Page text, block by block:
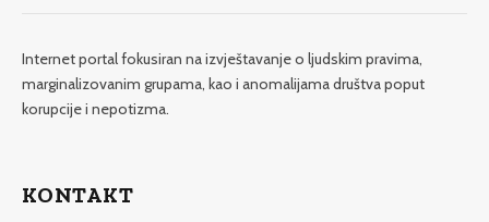
Internet portal fokusiran na izvještavanje o ljudskim pravima,
marginalizovanim grupama, kao i anomalijama društva poput
korupcije i nepotizma.
KONTAKT